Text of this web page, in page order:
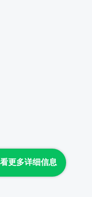
更多详细信息